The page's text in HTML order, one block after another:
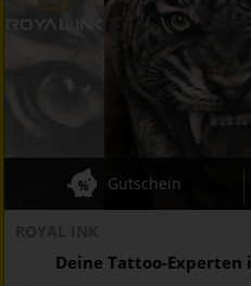
Deine Tattoo-Experten
Gutschein